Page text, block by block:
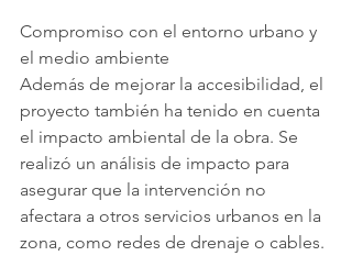
Compromiso con el entorno urbano y
el medio ambiente
Además de mejorar la accesibilidad, el
proyecto también ha tenido en cuenta
el impacto ambiental de la obra. Se
realizó un análisis de impacto para
asegurar que la intervención no
afectara a otros servicios urbanos en la
zona, como redes de drenaje o cables.